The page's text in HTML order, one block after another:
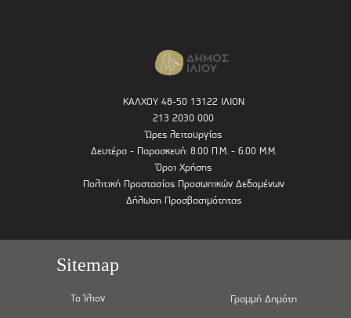
ΚΑΛΧΟΥ 48-50 13122 ΙΛΙΟΝ
213 2030 000
Ώρες λειτουργίας
Δευτέρα - Παρασκευή: 8.00 Π.Μ. - 6.00 Μ.Μ.
Όροι Χρήσης
Πολιτική Προστασίας Προσωπικών Δεδομένων
Δήλωση Προσβασιμότητας
Sitemap
Το Ίλιον Γραμμή Δημότη